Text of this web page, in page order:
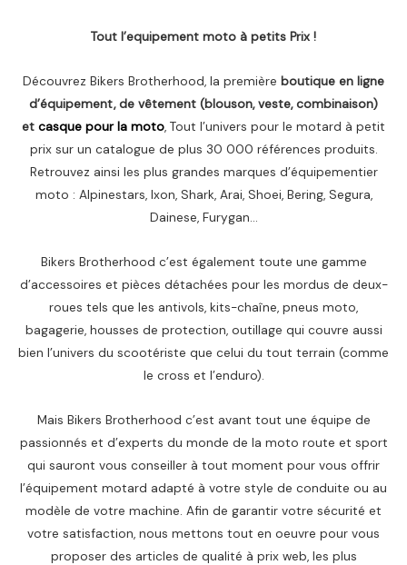
Tout l’equipement moto à petits Prix !
Découvrez Bikers Brotherhood, la première boutique en ligne
d’équipement, de vêtement (blouson, veste, combinaison)
et casque pour la moto, Tout l’univers pour le motard à petit
prix sur un catalogue de plus 30 000 références produits.
Retrouvez ainsi les plus grandes marques d’équipementier
moto : Alpinestars, Ixon, Shark, Arai, Shoei, Bering, Segura,
Dainese, Furygan…
Bikers Brotherhood c’est également toute une gamme
d’accessoires et pièces détachées pour les mordus de deux-
roues tels que les antivols, kits-chaîne, pneus moto,
bagagerie, housses de protection, outillage qui couvre aussi
bien l’univers du scootériste que celui du tout terrain (comme
le cross et l’enduro).
Mais Bikers Brotherhood c’est avant tout une équipe de
passionnés et d’experts du monde de la moto route et sport
qui sauront vous conseiller à tout moment pour vous offrir
l’équipement motard adapté à votre style de conduite ou au
modèle de votre machine. Afin de garantir votre sécurité et
votre satisfaction, nous mettons tout en oeuvre pour vous
proposer des articles de qualité à prix web, les plus